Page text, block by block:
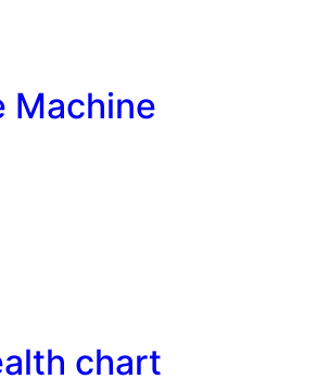
Machine
chart